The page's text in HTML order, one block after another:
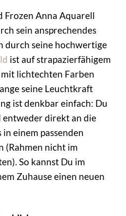
Frozen Anna Aquarell
sein ansprechendes
durch seine hochwertige
ist auf strapazierfähigem
lichtechten Farben
seine Leuchtkraft
ist denkbar einfach: Du
entweder direkt an die
einem passenden
(Rahmen nicht im
So kannst Du im
Zuhause einen neuen